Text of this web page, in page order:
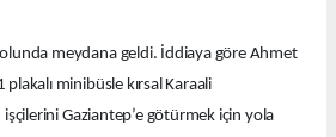
meydana geldi. İddiaya göre Ahmet
minibüsle kırsal Karaali
işçilerini Gaziantep’e götürmek için yola